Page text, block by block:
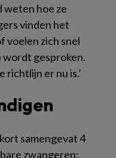
weten hoe ze
vinden het
voelen zich snel
wordt gesproken.
richtlijn er nu is.’
samengevat 4
zwangeren: